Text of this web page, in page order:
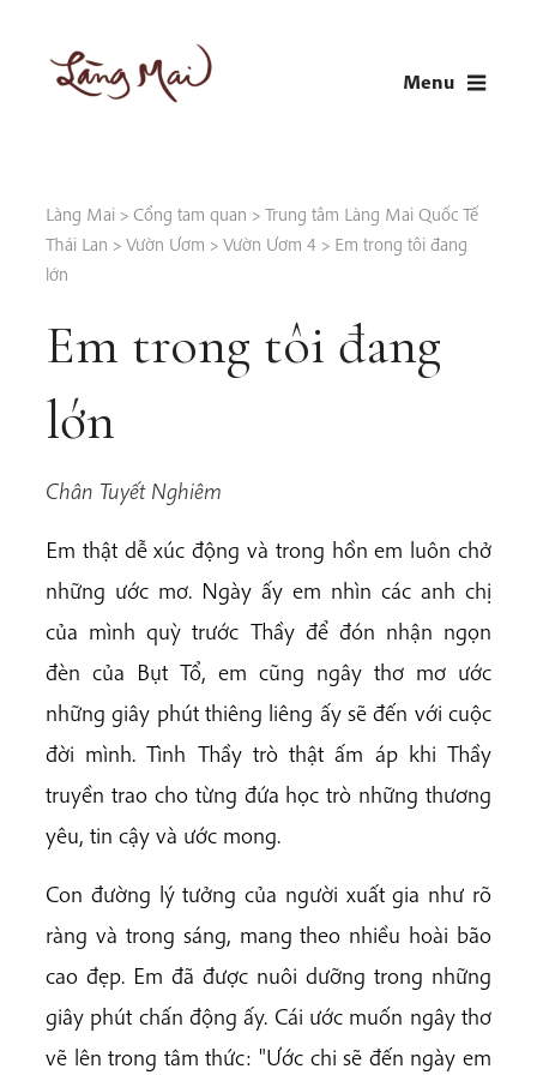
content
Menu
Làng Mai > Cổng tam quan > Trung tâm Làng Mai Quốc Tế
Thái Lan > Vườn Ươm > Vườn Ươm 4 > Em trong tôi đang
lớn
Em trong tôi đang
lớn
Chân Tuyết Nghiêm
Em thật dễ xúc động và trong hồn em luôn chở
những ước mơ. Ngày ấy em nhìn các anh chị
của mình quỳ trước Thầy để đón nhận ngọn
đèn của Bụt Tổ, em cũng ngây thơ mơ ước
những giây phút thiêng liêng ấy sẽ đến với cuộc
đời mình. Tình Thầy trò thật ấm áp khi Thầy
truyền trao cho từng đứa học trò những thương
yêu, tin cậy và ước mong.
Con đường lý tưởng của người xuất gia như rõ
ràng và trong sáng, mang theo nhiều hoài bão
cao đẹp. Em đã được nuôi dưỡng trong những
giây phút chấn động ấy. Cái ước muốn ngây thơ
vẽ lên trong tâm thức: "Ước chi sẽ đến ngày em